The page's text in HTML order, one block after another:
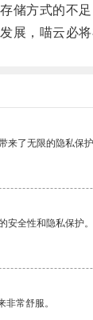
方式的不足
，喵云必将
了无限的隐私保护
安全性和隐私保护。
常舒服。